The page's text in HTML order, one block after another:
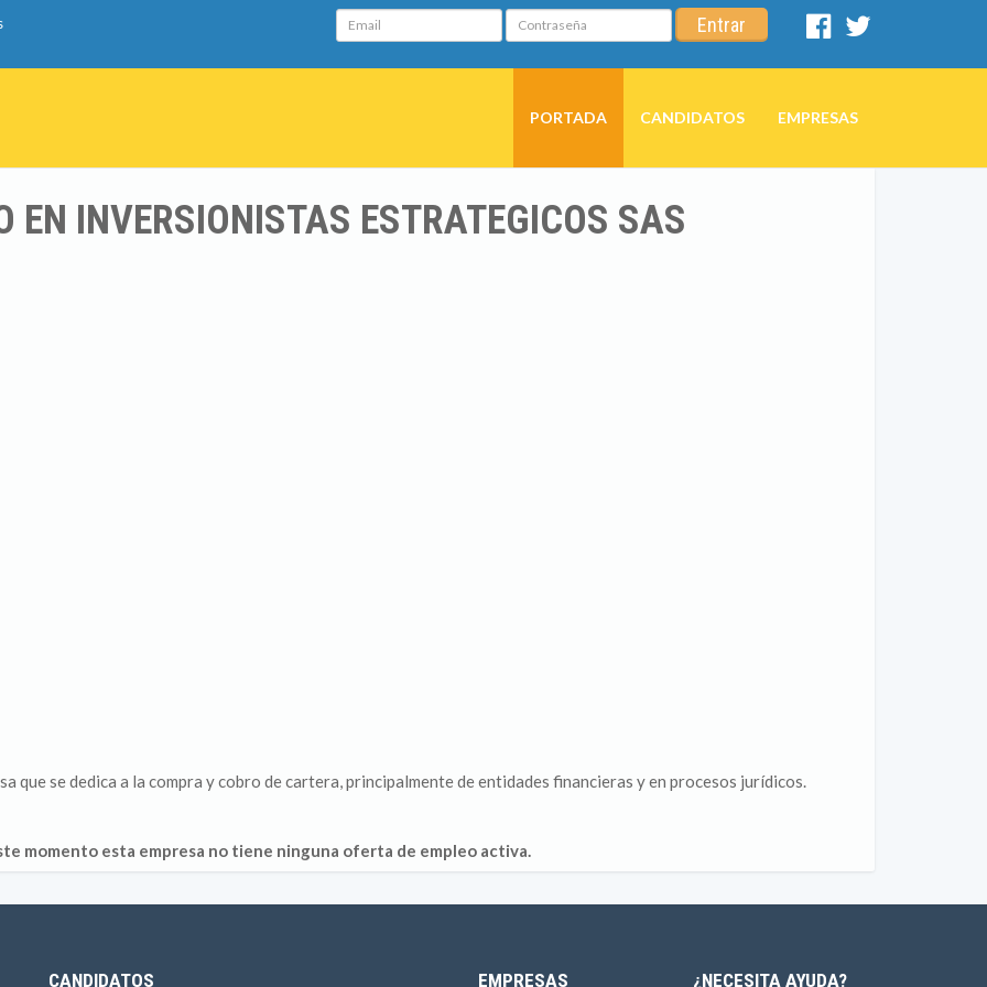
Email Contraseña Entrar
Facebook
PORTADA CANDIDATOS EMPRESAS
EN INVERSIONISTAS ESTRATEGICOS SAS
que se dedica a la compra y cobro de cartera, principalmente de entidades financieras y en procesos jurídicos.
momento esta empresa no tiene ninguna oferta de empleo activa.
CANDIDATOS EMPRESAS ¿NECESITA AYUDA?